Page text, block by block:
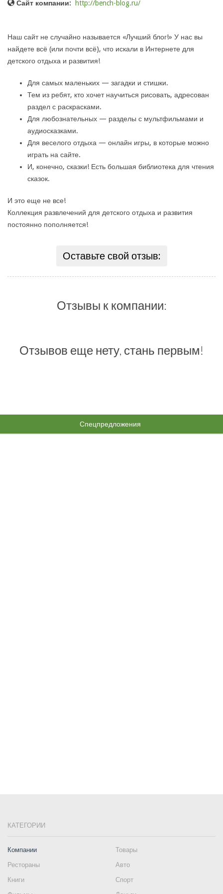
Сайт компании: http://bench-blog.ru/
Наш сайт не случайно называется «Лучший блог!» У нас вы
найдете всё (или почти всё), что искали в Интернете для
детского отдыха и развития!
Для самых маленьких — загадки и стишки.
Тем из ребят, кто хочет научиться рисовать, адресован
раздел с раскрасками.
Для любознательных — разделы с мультфильмами и
аудиосказками.
Для веселого отдыха — онлайн игры, в которые можно
играть на сайте.
И, конечно, сказки! Есть большая библиотека для чтения
сказок.
И это еще не все!
Коллекция развлечений для детского отдыха и развития
постоянно пополняется!
Оставьте свой отзыв:
Отзывы к компании:
Отзывов еще нету, стань первым!
Спецпредложения
КАТЕГОРИИ
Компании
Товары
Рестораны
Авто
Книги
Спорт